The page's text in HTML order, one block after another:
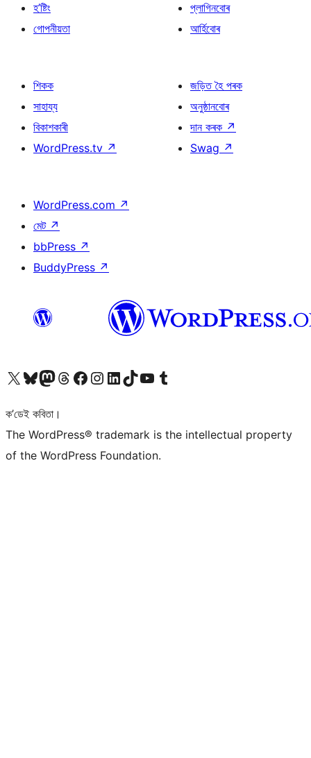
হ’ষ্টিং
গোপনীয়তা
প্লাগিনবোৰ
আৰ্হিবোৰ
শিকক
সাহায্য
বিকাশকাৰী
WordPress.tv ↗
জড়িত হৈ পৰক
অনুষ্ঠানবোৰ
দান কৰক ↗
Swag ↗
WordPress.com ↗
মেট ↗
bbPress ↗
BuddyPress ↗
আমাৰ X (আগৰ Twitter) একাউণ্টলৈ যাওকআমাৰ Bluesky একাউণ্টলৈ যাওকআমাৰ Mastodon একাউণ্টলৈ যাওকআমাৰ Threads একাউণ্টলৈ যাওকআমাৰ Facebook পৃষ্ঠালৈ যাওকআমাৰ Instagram একাউণ্টলৈ যাওকআমাৰ LinkedIn একাউণ্টলৈ যাওকআমাৰ TikTok একাউণ্টলৈ যাওকআমাৰ YouTube চেনেললৈ যাওকআমাৰ Tumblr একাউণ্টলৈ যাওক
ক’ডেই কবিতা।
The WordPress® trademark is the intellectual property
of the WordPress Foundation.